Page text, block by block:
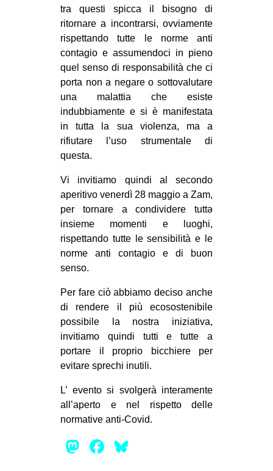
RECENSIONI
INTERNAZIONALE
AFRICA
AMERICHE
ESTREMO ORIENTE
EUROPA
MEDIO ORIENTE
EVENTI
in
Fb
bsky
ms
SEARCH
tra questi spicca il bisogno di
ritornare a incontrarsi, ovviamente
rispettando tutte le norme anti
contagio e assumendoci in pieno
quel senso di responsabilità che ci
porta non a negare o sottovalutare
una malattia che esiste
indubbiamente e si è manifestata
in tutta la sua violenza, ma a
rifiutare l’uso strumentale di
questa.
Vi invitiamo quindi al secondo
aperitivo venerdì 28 maggio a Zam,
per tornare a condividere tuttə
insieme momenti e luoghi,
rispettando tutte le sensibilità e le
norme anti contagio e di buon
senso.
Per fare ciò abbiamo deciso anche
di rendere il più ecosostenibile
possibile la nostra iniziativa,
invitiamo quindi tutti e tutte a
portare il proprio bicchiere per
evitare sprechi inutili.
L’ evento si svolgerà interamente
all’aperto e nel rispetto delle
normative anti-Covid.
Mastodon
Facebook